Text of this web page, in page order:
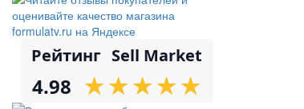
Рейтинг Sell Market
4.98 ★
★★
★★
★★
★★
★